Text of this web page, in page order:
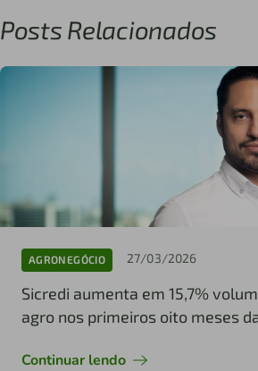
Posts Relacionados
AGRONEGÓCIO 27/03/2026
Sicredi aumenta em 15,7%
agro nos primeiros oito meses
Continuar lendo